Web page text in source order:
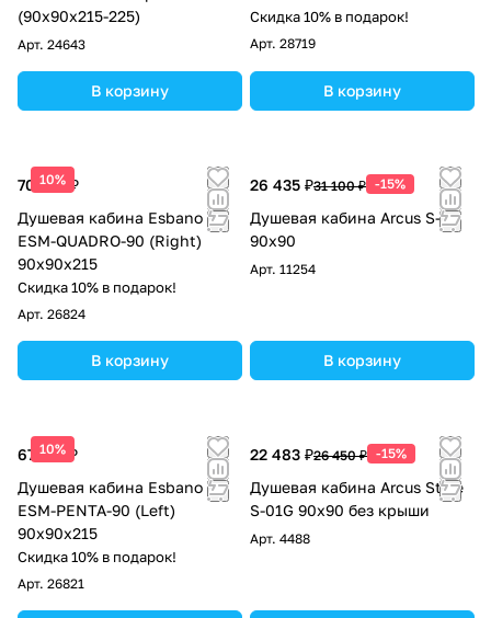
(90x90x215-225)
Арт. 24643
В корзину
Скидка 10% в подарок!
Арт. 28719
В корзину
10%
70 763 ₽
Душевая кабина Esbano
ESM-QUADRO-90 (Right)
90х90х215
Скидка 10% в подарок!
Арт. 26824
В корзину
26 435 ₽31 100 ₽ -15%
Душевая кабина Arcus S-41
90x90
Арт. 11254
В корзину
10%
67 575 ₽
Душевая кабина Esbano
ESM-PENTA-90 (Left)
90х90х215
Скидка 10% в подарок!
Арт. 26821
22 483 ₽26 450 ₽ -15%
Душевая кабина Arcus Style
S-01G 90х90 без крыши
Арт. 4488